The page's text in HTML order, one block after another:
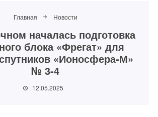
Главная Новости
началась подготовка
блока «Фрегат» для
«Ионосфера-М»
№ 3-4
12.05.2025